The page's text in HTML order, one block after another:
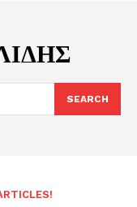
SEARCH